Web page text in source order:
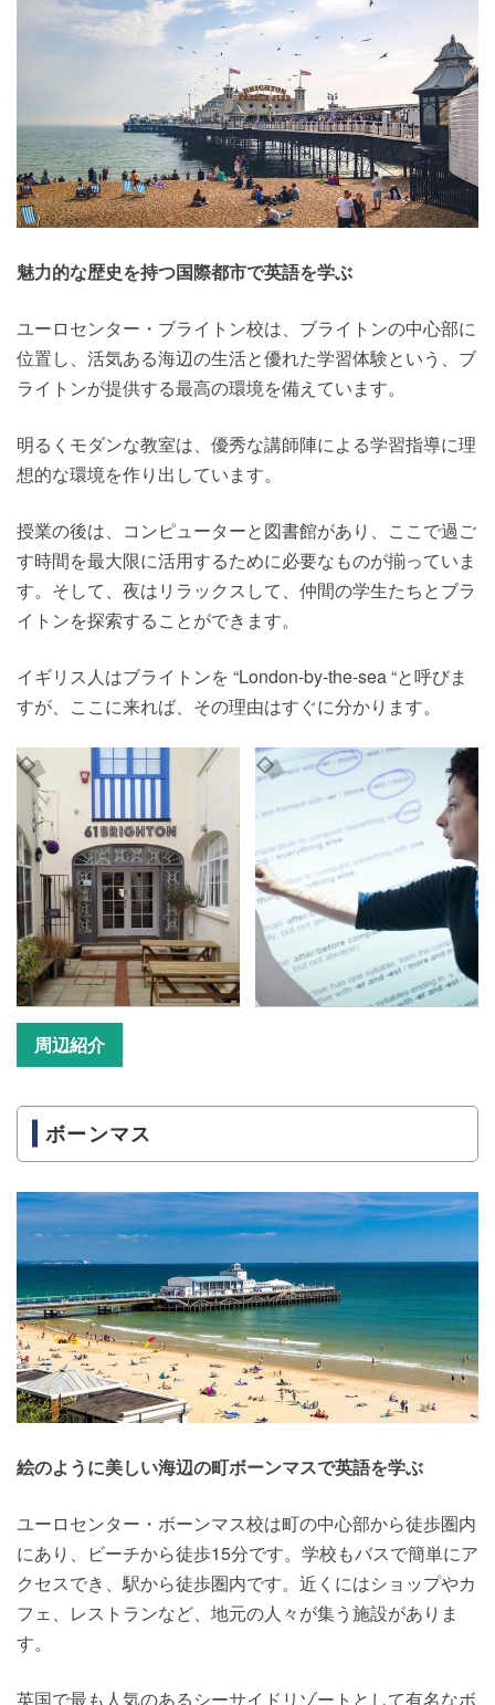
魅力的な歴史を持つ国際都市で英語を学ぶ
ユーロセンター・ブライトン校は、ブライトンの中心部に
位置し、活気ある海辺の生活と優れた学習体験という、ブ
ライトンが提供する最高の環境を備えています。
明るくモダンな教室は、優秀な講師陣による学習指導に理
想的な環境を作り出しています。
授業の後は、コンピューターと図書館があり、ここで過ご
す時間を最大限に活用するために必要なものが揃っていま
す。そして、夜はリラックスして、仲間の学生たちとブラ
イトンを探索することができます。
イギリス人はブライトンを “London-by-the-sea “と呼びま
すが、ここに来れば、その理由はすぐに分かります。
周辺紹介
ボーンマス
絵のように美しい海辺の町ボーンマスで英語を学ぶ
ユーロセンター・ボーンマス校は町の中心部から徒歩圏内
にあり、ビーチから徒歩15分です。学校もバスで簡単にア
クセスでき、駅から徒歩圏内です。近くにはショップやカ
フェ、レストランなど、地元の人々が集う施設がありま
す。
英国で最も人気のあるシーサイドリゾートとして有名なボ